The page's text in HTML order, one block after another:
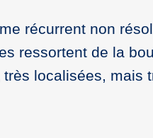
récurrent non
ressortent de la
localisées, mais